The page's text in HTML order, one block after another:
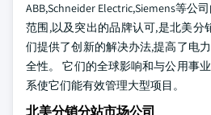
ABB,Schneider Electric,Siemens等公
范围,以及突出的品牌认可,是北美分
们提供了创新的解决办法,提高了电
全性。 它们的全球影响和与公用事
系使它们能有效管理大型项目。
北美分销分站市场公司